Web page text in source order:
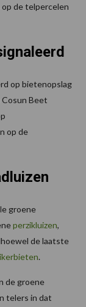
op de telpercelen
op bietenopslag
Beet
op de
groene
perzikluizen,
de laatste
.
de groene
telers in dat